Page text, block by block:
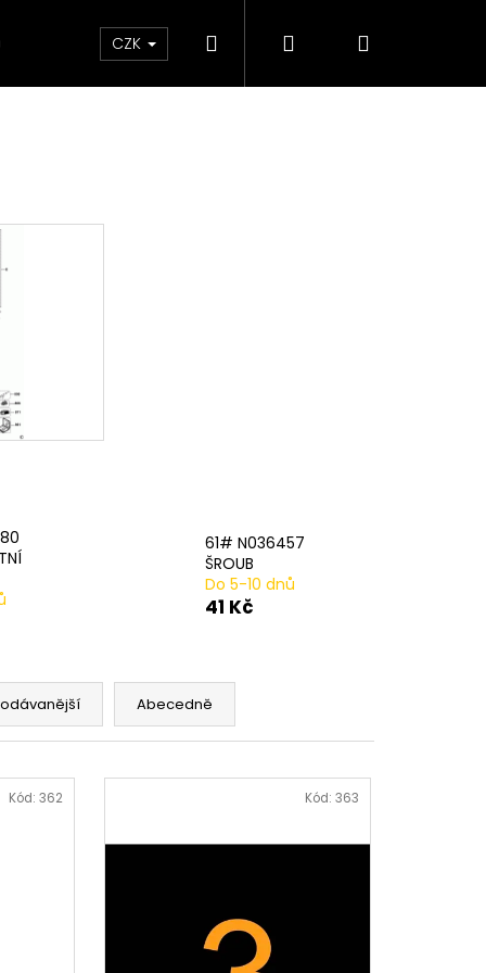
CZK HledatPřihlášení
61# N036457
ŠROUB
Do 5-10 dnů
41 Kč
Abecedně
Kód: 362 Kód: 363